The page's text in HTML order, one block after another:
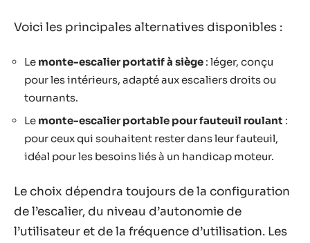
Voici les principales alternatives disponibles :
Le monte-escalier portatif à siège : léger, conçu
pour les intérieurs, adapté aux escaliers droits ou
tournants.
Le monte-escalier portable pour fauteuil roulant :
pour ceux qui souhaitent rester dans leur fauteuil,
idéal pour les besoins liés à un handicap moteur.
Le choix dépendra toujours de la configuration
de l’escalier, du niveau d’autonomie de
l’utilisateur et de la fréquence d’utilisation. Les